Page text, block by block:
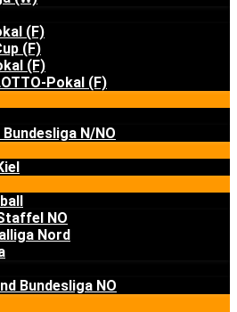
(F)
(F)
(F)
Pokal (F)
Bundesliga N/NO
NO
Nord
Bundesliga NO